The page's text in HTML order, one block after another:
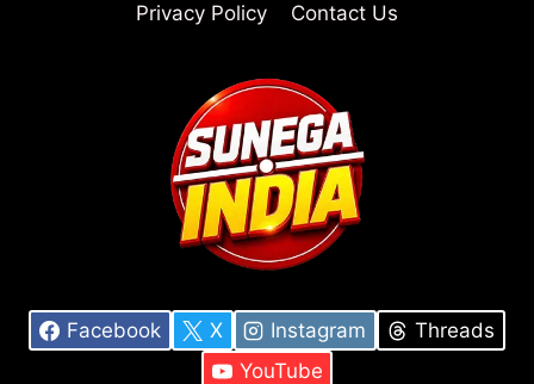
Privacy Policy
Contact Us
Facebook X Instagram
Threads
YouTube